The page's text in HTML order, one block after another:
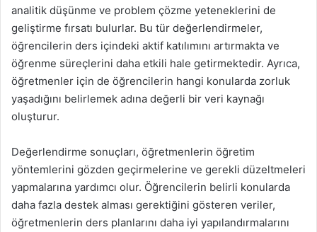
analitik düşünme ve problem çözme yeteneklerini de
geliştirme fırsatı bulurlar. Bu tür değerlendirmeler,
öğrencilerin ders içindeki aktif katılımını artırmakta ve
öğrenme süreçlerini daha etkili hale getirmektedir. Ayrıca,
öğretmenler için de öğrencilerin hangi konularda zorluk
yaşadığını belirlemek adına değerli bir veri kaynağı
oluşturur.
Değerlendirme sonuçları, öğretmenlerin öğretim
yöntemlerini gözden geçirmelerine ve gerekli düzeltmeleri
yapmalarına yardımcı olur. Öğrencilerin belirli konularda
daha fazla destek alması gerektiğini gösteren veriler,
öğretmenlerin ders planlarını daha iyi yapılandırmalarını